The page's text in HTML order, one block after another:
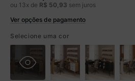
ou 13x de R$ 50 93 sem juros
Ver opções de pagamento
Boleto
R$ 569,99 à vista no Boleto
Você economizaR$ 30,00
Selecione uma cor